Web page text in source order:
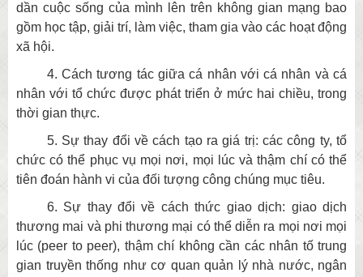
dần cuộc sống của mình lên trên không gian mạng bao
gồm học tập, giải trí, làm việc, tham gia vào các hoạt động
xã hội.
4. Cách tương tác giữa cá nhân với cá nhân và cá
nhân với tổ chức được phát triển ở mức hai chiều, trong
thời gian thực.
5. Sự thay đổi về cách tạo ra giá trị: các công ty, tổ
chức có thể phục vụ mọi nơi, mọi lúc và thậm chí có thể
tiên đoán hành vi của đối tượng công chúng mục tiêu.
6. Sự thay đổi về cách thức giao dịch: giao dịch
thương mai và phi thương mại có thể diễn ra mọi nơi mọi
lúc (peer to peer), thậm chí không cần các nhân tố trung
gian truyền thống như cơ quan quản lý nhà nước, ngân